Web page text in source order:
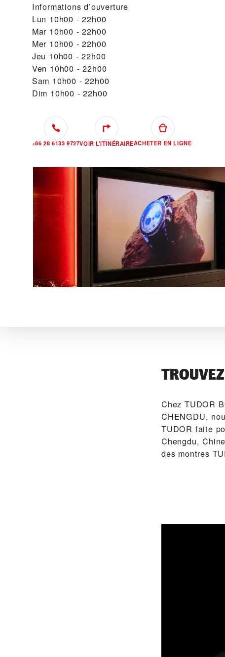
Informations d’ouverture
Lun 10h00 - 22h00
Mar 10h00 - 22h00
Mer 10h00 - 22h00
Jeu 10h00 - 22h00
Ven 10h00 - 22h00
Sam 10h00 - 22h00
Dim 10h00 - 22h00
+86 28 6133 9727VOIR L’ITINÉRAIREACHETER EN LIGNE
Chez ‭TUDOR
CHENGDU‬,
TUDOR faite
Chengdu,
des montres